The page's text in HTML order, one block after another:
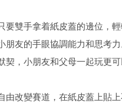
要雙手拿着紙皮蓋的邊位，
朋友的手眼協調能力和思考
，小朋友和父母一起玩更可
由改變賽道，在紙皮蓋上貼